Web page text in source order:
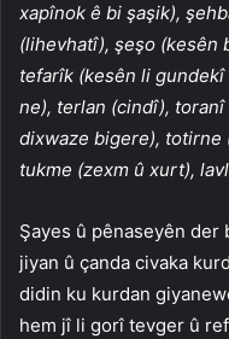
xapînok ê bi şaşik),
(lihevhatî), şeşo (kesên
tefarîk (kesên li
ne), terlan (cindî),
dixwaze bigere), totirne
tukme (zexm û xurt),
Şayes û pênaseyên
jiyan û çanda civaka
didin ku kurdan
hem jî li gorî tevger û